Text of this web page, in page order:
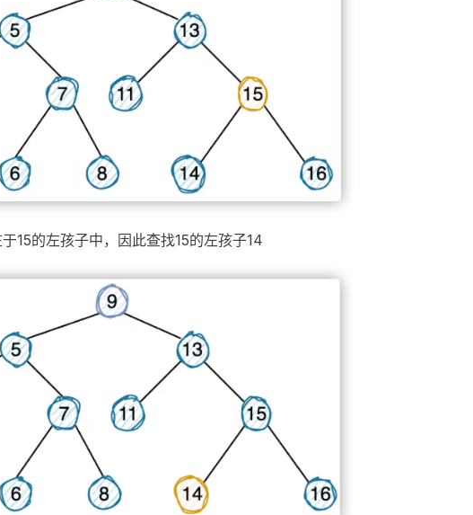
15的左孩子中，因此查找15的左孩子14